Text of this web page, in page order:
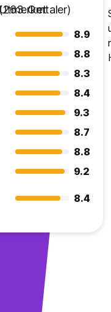
Utmerket
(263 Omtaler)
8.9
8.8
8.3
8.4
9.3
8.7
8.8
9.2
8.4